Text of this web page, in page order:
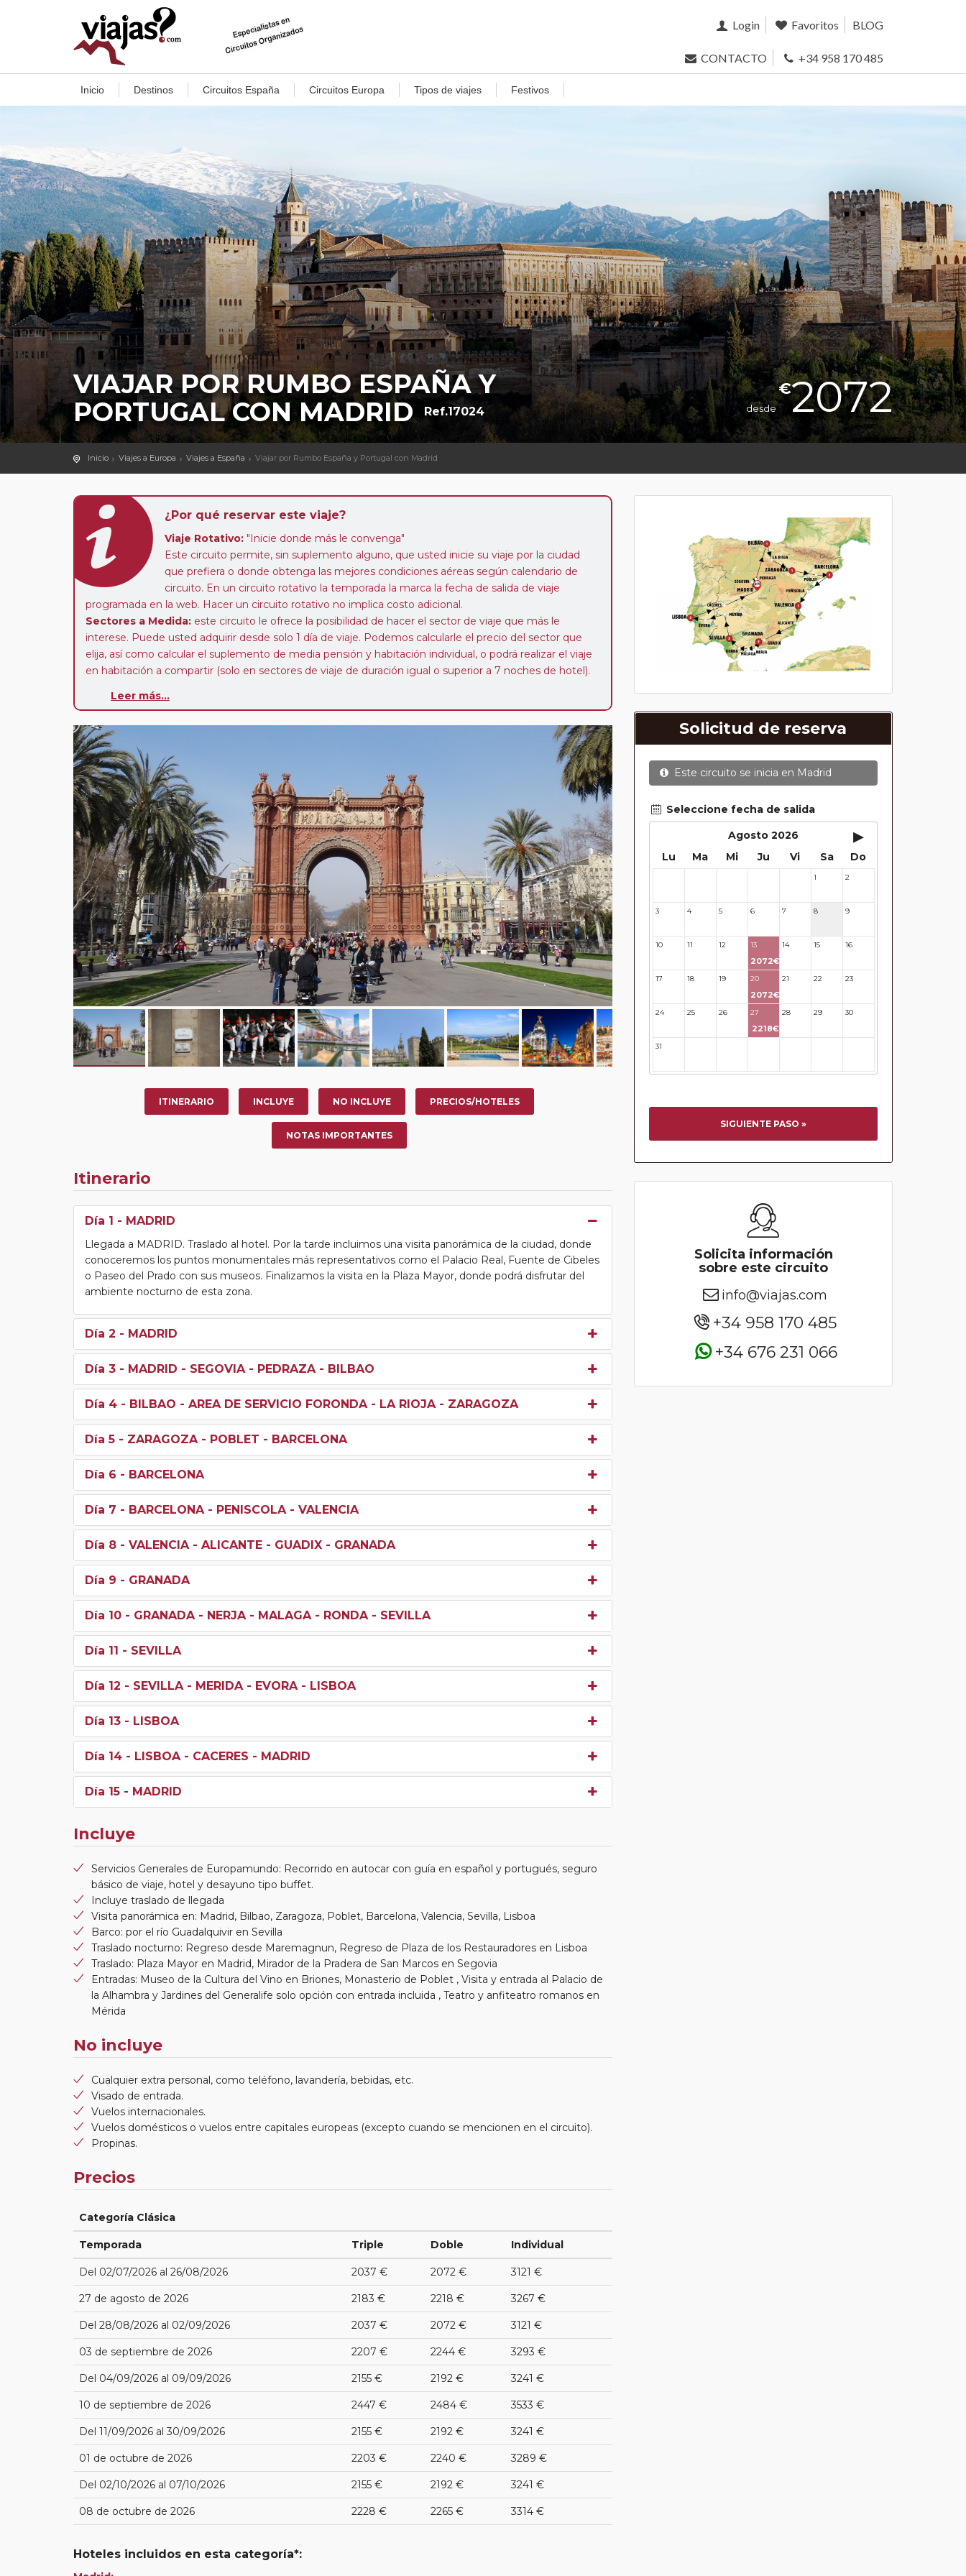
Login Favoritos BLOG
CONTACTO +34 958 170 485
Inicio Destinos Circuitos España Circuitos Europa Tipos de viajes Festivos
VIAJAR POR RUMBO ESPAÑA Y
PORTUGAL CON MADRID
Ref.17024 desde
€2072
Inicio Viajes a Europa Viajes a España Viajar por Rumbo España y Portugal con Madrid
¿Por qué reservar este viaje?
Viaje Rotativo: "Inicie donde más le convenga"
Este circuito permite, sin suplemento alguno, que usted inicie su viaje por la ciudad
que prefiera o donde obtenga las mejores condiciones aéreas según calendario de
circuito. En un circuito rotativo la temporada la marca la fecha de salida de viaje
programada en la web. Hacer un circuito rotativo no implica costo adicional.
Sectores a Medida: este circuito le ofrece la posibilidad de hacer el sector de viaje que más le
interese. Puede usted adquirir desde solo 1 día de viaje. Podemos calcularle el precio del sector que
elija, así como calcular el suplemento de media pensión y habitación individual, o podrá realizar el viaje
en habitación a compartir (solo en sectores de viaje de duración igual o superior a 7 noches de hotel).
paradas en su viaje, en la ciudad que desee por período de 1, 3, 4 o 7 noches según circuito y fechas de
deseada. El suplemento por parada efectuada es de 40 Euros/52 Dólares por persona. Si la parada se
realiza para tomar otro circuito del mismo proveedor no se abonará este suplemento.
Pasajero Club:este circuito, en cualquier época del año, ofrece a los pasajeros que ya hayan viajado
con nosotros en los últimos 3 años y que pertenezcan a nuestro Club de Pasajeros (cuya obtención se
realiza tras rellenar el cuestionario de satisfacción en "Mi viaje") o los que estén en luna de miel
contarán con un descuento del 5%.
Leer más...
ITINERARIO INCLUYE NO INCLUYE PRECIOS/HOTELES
NOTAS IMPORTANTES
Itinerario
Día 1 - MADRID
Llegada a MADRID. Traslado al hotel. Por la tarde incluimos una visita panorámica de la ciudad, donde
conoceremos los puntos monumentales más representativos como el Palacio Real, Fuente de Cibeles
o Paseo del Prado con sus museos. Finalizamos la visita en la Plaza Mayor, donde podrá disfrutar del
ambiente nocturno de esta zona.
Día 2 - MADRID
Día 3 - MADRID - SEGOVIA - PEDRAZA - BILBAO
Día 4 - BILBAO - AREA DE SERVICIO FORONDA - LA RIOJA - ZARAGOZA
Día 5 - ZARAGOZA - POBLET - BARCELONA
Día 6 - BARCELONA
Día 7 - BARCELONA - PENISCOLA - VALENCIA
Día 8 - VALENCIA - ALICANTE - GUADIX - GRANADA
Día 9 - GRANADA
Día 10 - GRANADA - NERJA - MALAGA - RONDA - SEVILLA
Día 11 - SEVILLA
Día 12 - SEVILLA - MERIDA - EVORA - LISBOA
Día 13 - LISBOA
Día 14 - LISBOA - CACERES - MADRID
Día 15 - MADRID
Incluye
Servicios Generales de Europamundo: Recorrido en autocar con guía en español y portugués, seguro
básico de viaje, hotel y desayuno tipo buffet.
Incluye traslado de llegada
Visita panorámica en: Madrid, Bilbao, Zaragoza, Poblet, Barcelona, Valencia, Sevilla, Lisboa
Barco: por el río Guadalquivir en Sevilla
Traslado nocturno: Regreso desde Maremagnun, Regreso de Plaza de los Restauradores en Lisboa
Traslado: Plaza Mayor en Madrid, Mirador de la Pradera de San Marcos en Segovia
Entradas: Museo de la Cultura del Vino en Briones, Monasterio de Poblet , Visita y entrada al Palacio de
la Alhambra y Jardines del Generalife solo opción con entrada incluida , Teatro y anfiteatro romanos en
Mérida
No incluye
Cualquier extra personal, como teléfono, lavandería, bebidas, etc.
Visado de entrada.
Vuelos internacionales.
Vuelos domésticos o vuelos entre capitales europeas (excepto cuando se mencionen en el circuito).
Propinas.
Precios
Categoría Clásica
Temporada Triple Doble Individual
Del 02/07/2026 al 26/08/2026 2037 € 2072 € 3121 €
27 de agosto de 2026 2183 € 2218 € 3267 €
Del 28/08/2026 al 02/09/2026 2037 € 2072 € 3121 €
03 de septiembre de 2026 2207 € 2244 € 3293 €
Del 04/09/2026 al 09/09/2026 2155 € 2192 € 3241 €
10 de septiembre de 2026 2447 € 2484 € 3533 €
Del 11/09/2026 al 30/09/2026 2155 € 2192 € 3241 €
01 de octubre de 2026 2203 € 2240 € 3289 €
Del 02/10/2026 al 07/10/2026 2155 € 2192 € 3241 €
08 de octubre de 2026 2228 € 2265 € 3314 €
Hoteles incluidos en esta categoría*:
Solicitud de reserva
Este circuito se inicia en Madrid
Seleccione fecha de salida
Agosto 2026
▸
Lu Ma Mi Ju Vi Sa Do
1 2
3 4 5 6 7 8 9
10 11 12 13
2072€
14 15 16
17 18 19 20
2072€
21 22 23
24 25 26 27
2218€
28 29 30
31
SIGUIENTE PASO »
Solicita información
sobre este circuito
info@viajas.com
+34 958 170 485
+34 676 231 066